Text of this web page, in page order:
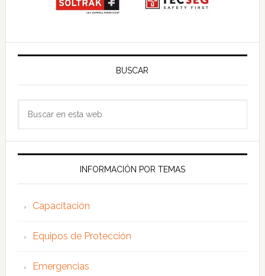
BUSCAR
web
INFORMACIÓN POR TEMAS
Capacitación
Equipos de Protección
Emergencias